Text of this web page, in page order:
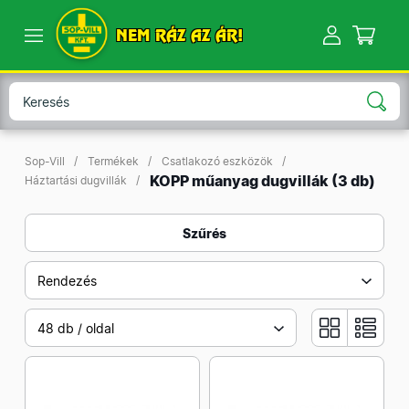
NEM RÁZ AZ ÁR!
Sop-Vill Termékek
Csatlakozó eszközök
Háztartási dugvillák
KOPP műanyag dugvillák (3 db)
Szűrés
Rendezés
48 db / oldal